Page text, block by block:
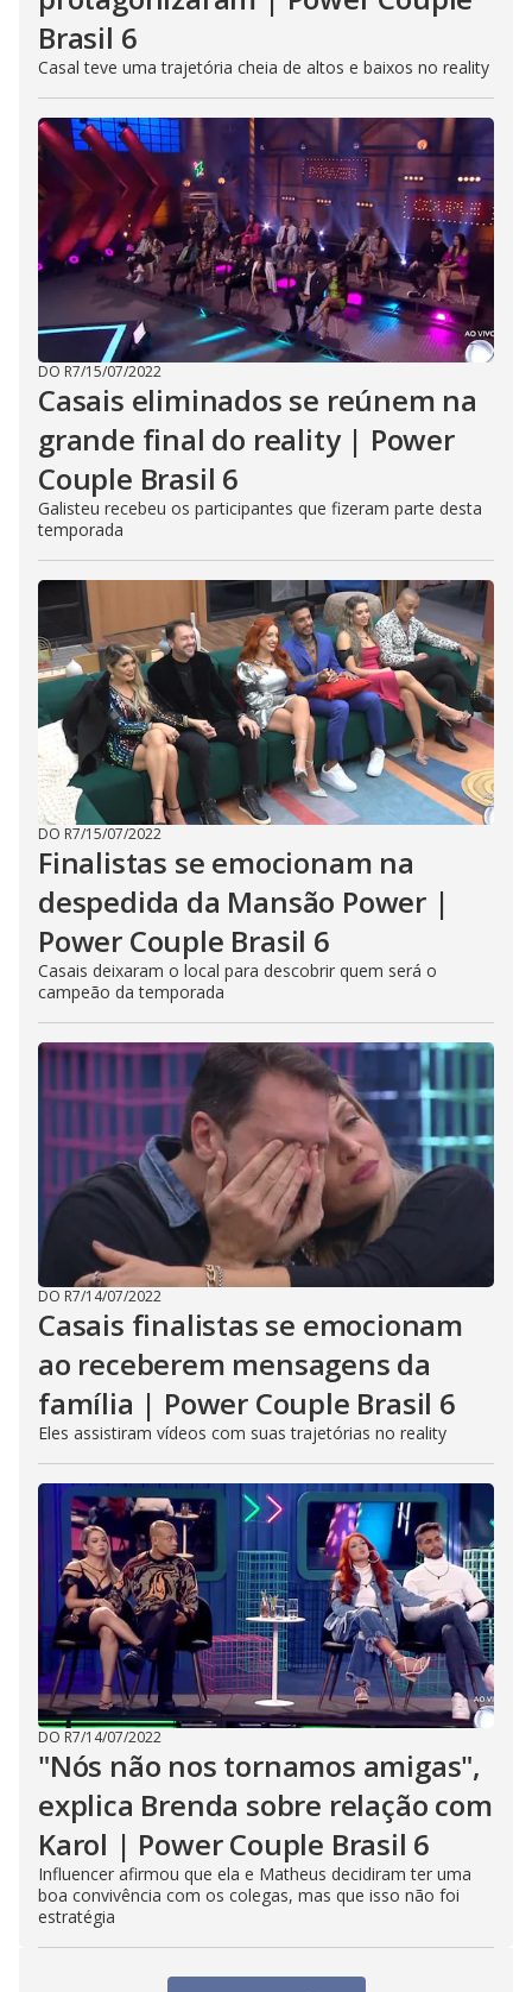
Brasil 6
Casal teve uma trajetória cheia de altos e baixos no reality
DO R7/15/07/2022
Casais eliminados se reúnem na
grande final do reality | Power
Couple Brasil 6
Galisteu recebeu os participantes que fizeram parte desta
temporada
DO R7/15/07/2022
Finalistas se emocionam na
despedida da Mansão Power |
Power Couple Brasil 6
Casais deixaram o local para descobrir quem será o
campeão da temporada
DO R7/14/07/2022
Casais finalistas se emocionam
ao receberem mensagens da
família | Power Couple Brasil 6
Eles assistiram vídeos com suas trajetórias no reality
DO R7/14/07/2022
"Nós não nos tornamos amigas",
explica Brenda sobre relação com
Karol | Power Couple Brasil 6
Influencer afirmou que ela e Matheus decidiram ter uma
boa convivência com os colegas, mas que isso não foi
estratégia